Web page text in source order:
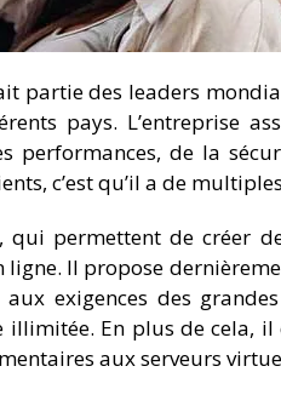
partie des leaders
pays. L’entreprise
performances, de la
c’est qu’il a de
qui permettent de créer
Il propose
exigences des
En plus de cela, il
aux serveurs